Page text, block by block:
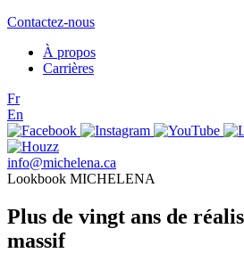
Contactez-nous
À propos
Carrières
Fr
En
info@michelena.ca
Lookbook MICHELENA
Plus de vingt ans de
massif